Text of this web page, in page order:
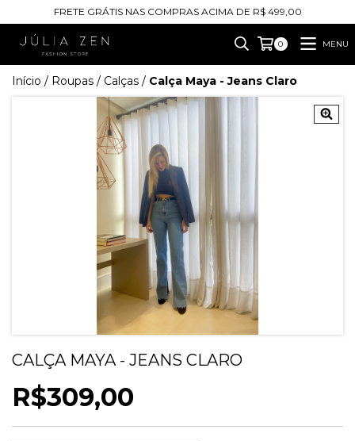
FRETE GRÁTIS NAS COMPRAS ACIMA DE R$ 499,00
0 MENU
Início / Roupas / Calças / Calça Maya - Jeans Claro
CALÇA MAYA - JEANS CLARO
R$309,00